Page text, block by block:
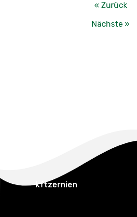
« Zurück
Nächste »
kftzernien